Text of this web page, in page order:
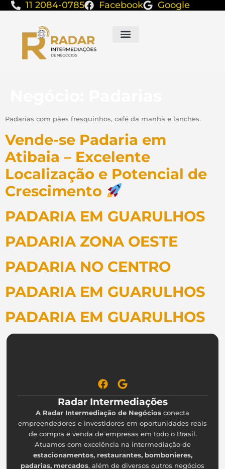
11 2084-0785 Facebook Google
Padarias com pães fresquinhos, café da manhã e lanches.
Vende-se Padaria em
Atibaia – Excelente
Localização e Potencial de
Crescimento
PADARIA EM GUARULHOS
PADARIA ZONA OESTE
PADARIA NO CENTRO
PADARIA EM GUARULHOS
PADARIA EM GUARULHOS
Radar Intermediações
A Radar Intermediação de Negócios conecta
empreendedores e investidores em oportunidades reais
de compra e venda de empresas em todo o Brasil.
Atuamos com excelência na intermediação de
estacionamentos, restaurantes, bombonieres,
padarias, mercados, além de diversos outros negócios